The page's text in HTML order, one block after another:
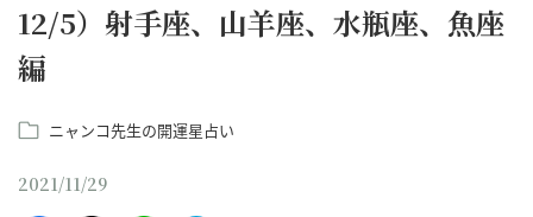
12/5）射手座、山羊座、水瓶座、魚座
編
ニャンコ先生の開運星占い
2021/11/29